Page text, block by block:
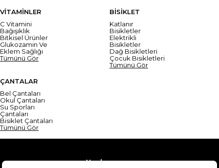
VİTAMİNLER
C Vitamini
Bağışıklık
Bitkisel Ürünler
Glukozamin Ve
Eklem Sağlığı
Tümünü Gör
BİSİKLET
Katlanır
Bisikletler
Elektrikli
Bisikletler
Dağ Bisikletleri
Çocuk Bisikletleri
Tümünü Gör
ÇANTALAR
Bel Çantaları
Okul Çantaları
Su Sporları
Çantaları
Bisiklet Çantaları
Tümünü Gör
Yardım